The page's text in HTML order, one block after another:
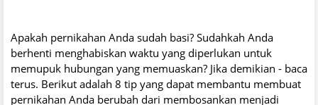
Apakah pernikahan Anda sudah basi? Sudahkah Anda
berhenti menghabiskan waktu yang diperlukan untuk
memupuk hubungan yang memuaskan? Jika demikian - baca
terus. Berikut adalah 8 tip yang dapat membantu membuat
pernikahan Anda berubah dari membosankan menjadi